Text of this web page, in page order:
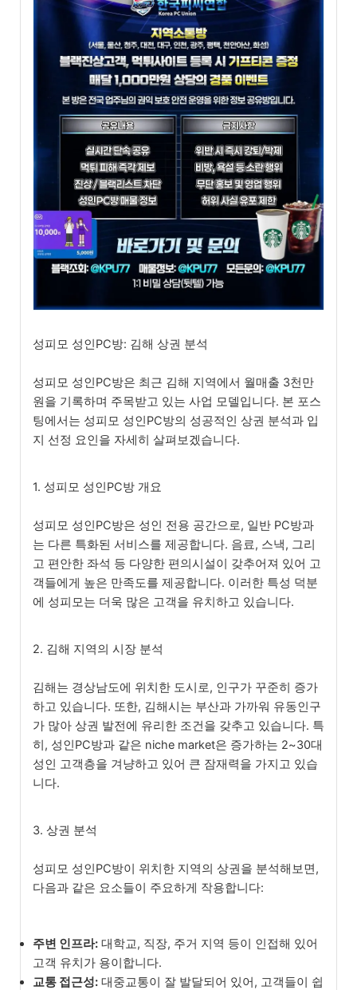
성피모 성인PC방: 김해 상권 분석
성피모 성인PC방은 최근 김해 지역에서 월매출 3천만
원을 기록하며 주목받고 있는 사업 모델입니다. 본 포스
팅에서는 성피모 성인PC방의 성공적인 상권 분석과 입
지 선정 요인을 자세히 살펴보겠습니다.
1. 성피모 성인PC방 개요
성피모 성인PC방은 성인 전용 공간으로, 일반 PC방과
는 다른 특화된 서비스를 제공합니다. 음료, 스낵, 그리
고 편안한 좌석 등 다양한 편의시설이 갖추어져 있어 고
객들에게 높은 만족도를 제공합니다. 이러한 특성 덕분
에 성피모는 더욱 많은 고객을 유치하고 있습니다.
2. 김해 지역의 시장 분석
김해는 경상남도에 위치한 도시로, 인구가 꾸준히 증가
하고 있습니다. 또한, 김해시는 부산과 가까워 유동인구
가 많아 상권 발전에 유리한 조건을 갖추고 있습니다. 특
히, 성인PC방과 같은 niche market은 증가하는 2~30대
성인 고객층을 겨냥하고 있어 큰 잠재력을 가지고 있습
니다.
3. 상권 분석
성피모 성인PC방이 위치한 지역의 상권을 분석해보면,
다음과 같은 요소들이 주요하게 작용합니다:
주변 인프라: 대학교, 직장, 주거 지역 등이 인접해 있어
고객 유치가 용이합니다.
교통 접근성: 대중교통이 잘 발달되어 있어, 고객들이 쉽